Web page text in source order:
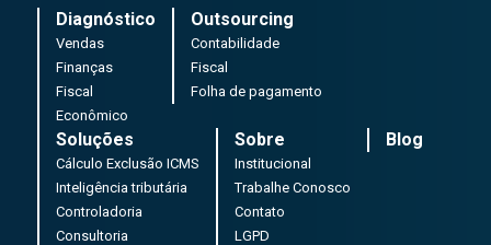
Diagnóstico
Vendas
Finanças
Fiscal
Econômico
Outsourcing
Contabilidade
Fiscal
Folha de pagamento
Soluções
Cálculo Exclusão ICMS
Inteligência tributária
Controladoria
Consultoria
Sobre
Institucional
Trabalhe Conosco
Contato
LGPD
Blog